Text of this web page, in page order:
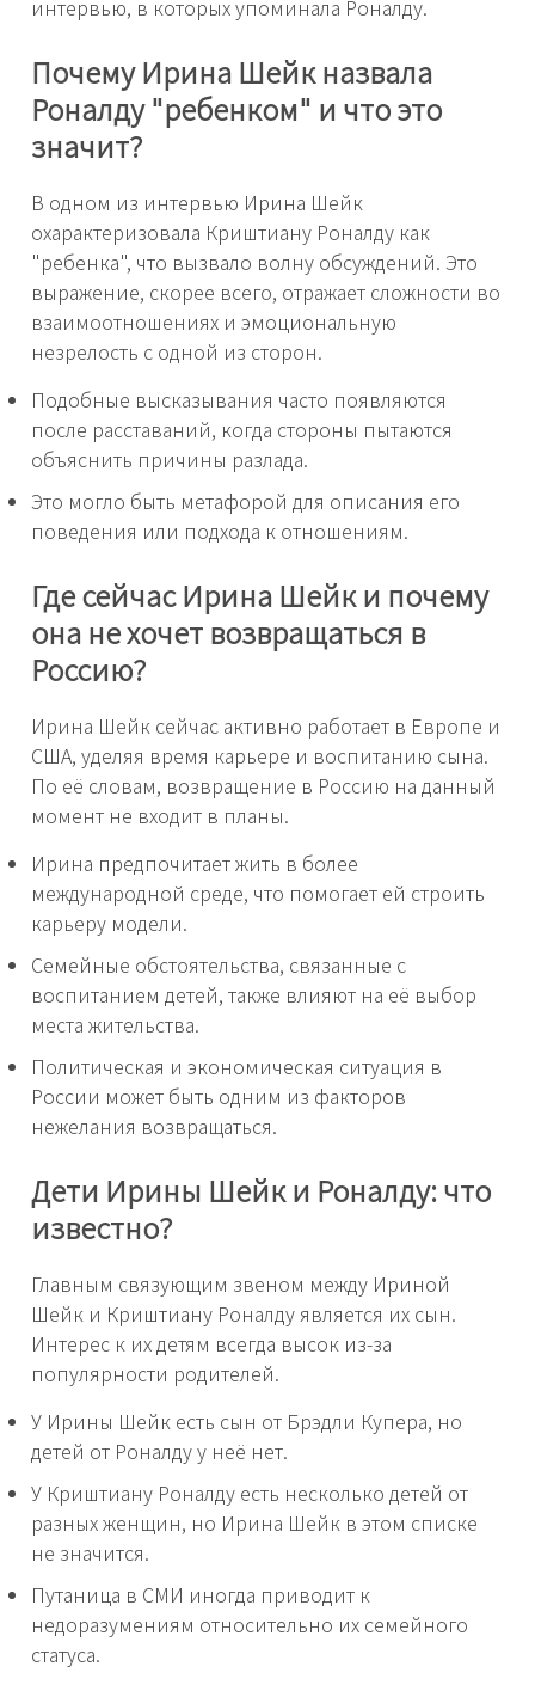
интервью, в которых упоминала Роналду.
Почему Ирина Шейк назвала
Роналду "ребенком" и что это
значит?
В одном из интервью Ирина Шейк
охарактеризовала Криштиану Роналду как
"ребенка", что вызвало волну обсуждений. Это
выражение, скорее всего, отражает сложности во
взаимоотношениях и эмоциональную
незрелость с одной из сторон.
Подобные высказывания часто появляются
после расставаний, когда стороны пытаются
объяснить причины разлада.
Это могло быть метафорой для описания его
поведения или подхода к отношениям.
Где сейчас Ирина Шейк и почему
она не хочет возвращаться в
Россию?
Ирина Шейк сейчас активно работает в Европе и
США, уделяя время карьере и воспитанию сына.
По её словам, возвращение в Россию на данный
момент не входит в планы.
Ирина предпочитает жить в более
международной среде, что помогает ей строить
карьеру модели.
Семейные обстоятельства, связанные с
воспитанием детей, также влияют на её выбор
места жительства.
Политическая и экономическая ситуация в
России может быть одним из факторов
нежелания возвращаться.
Дети Ирины Шейк и Роналду: что
известно?
Главным связующим звеном между Ириной
Шейк и Криштиану Роналду является их сын.
Интерес к их детям всегда высок из-за
популярности родителей.
У Ирины Шейк есть сын от Брэдли Купера, но
детей от Роналду у неё нет.
У Криштиану Роналду есть несколько детей от
разных женщин, но Ирина Шейк в этом списке
не значится.
Путаница в СМИ иногда приводит к
недоразумениям относительно их семейного
статуса.